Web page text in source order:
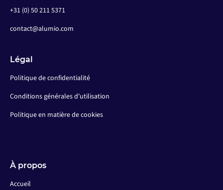
+31 (0) 50 211 5371
contact@alumio.com
Légal
Politique de confidentialité
Conditions générales d'utilisation
Politique en matière de cookies
À propos
Accueil